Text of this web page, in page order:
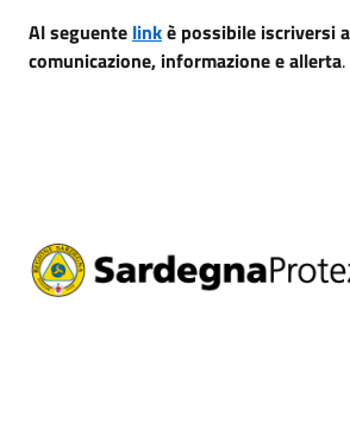
Al seguente linkè possibile iscriversi
comunicazione, informazione e allerta.